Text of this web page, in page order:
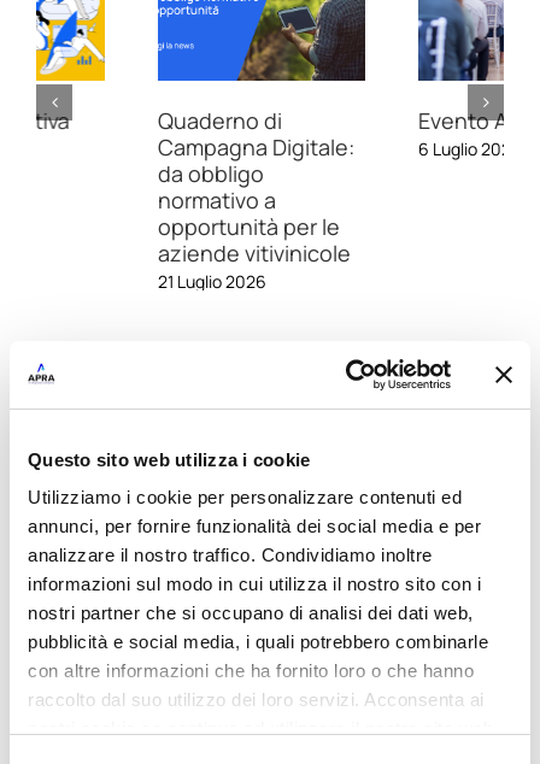
Questo sito web utilizza i cookie
Utilizziamo i cookie per personalizzare contenuti ed
annunci, per fornire funzionalità dei social media e per
analizzare il nostro traffico. Condividiamo inoltre
informazioni sul modo in cui utilizza il nostro sito con i
nostri partner che si occupano di analisi dei dati web,
pubblicità e social media, i quali potrebbero combinarle
con altre informazioni che ha fornito loro o che hanno
raccolto dal suo utilizzo dei loro servizi. Acconsenta ai
Quaderno di
Campagna Digitale:
opportunità per le
aziende vitivinicole
Evento Apra 2026
6 Luglio 2026
Articoli recenti
Viticoltura di Precisione: più dati, meno
sprechi, decisioni migliori